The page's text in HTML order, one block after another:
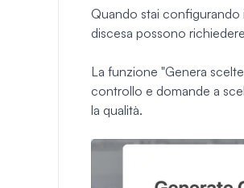
Quando stai
discesa possono
La funzione "Genera
controllo e domande a
la qualità.